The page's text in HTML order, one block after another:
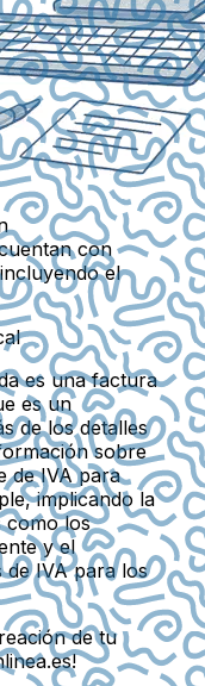
con
el
es una factura
es un
de los detalles
sobre
de IVA para
implicando la
como los
y el
IVA para los
de tu